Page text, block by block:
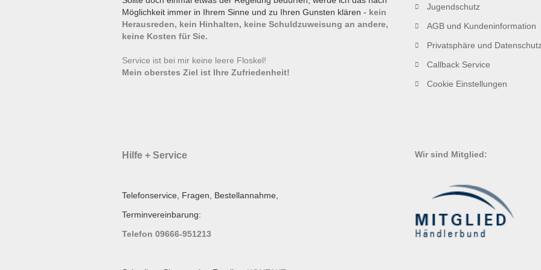
Möglichkeit immer in Ihrem Sinne und zu Ihren Gunsten klären - kein
Herausreden, kein Hinhalten, keine Schuldzuweisung an andere,
keine Kosten für Sie.
Service ist bei mir keine leere Floskel!
Mein oberstes Ziel ist Ihre Zufriedenheit!
Jugendschutz
AGB und Kundeninformation
Privatsphäre und
Callback Service
Cookie Einstellungen
Hilfe + Service
Telefonservice, Fragen, Bestellannahme,
Terminvereinbarung:
Telefon 09666-951213
Wir sind Mitglied: